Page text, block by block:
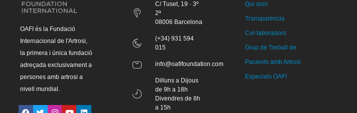
OAFI és la Fundació
Internacional de l'Artrosi,
la primera i única fundació
adreçada exclusivament a
persones amb artrosi a
nivell mundial.
C/ Tuset, 19 · 3º
2ª
08006 Barcelona
(+34) 931 594
015
info@oafifoundation.com
Dilluns a Dijous
de 9h a 18h
Divendres de 8h
a 15h
Qui som
Transparència
Col·laboradors
Grup de Treball de
Pacients amb Artrosi
Especials OAFI